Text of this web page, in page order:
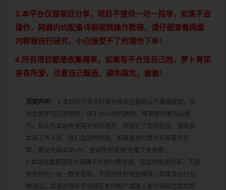
3.本平台仅做项目分享，项目不提供一对一指导，如果不会
操作，网盘内均配备详细视频操作教程，请仔细查看网盘
内教程自行研究，小白接受不了的请勿下单！
4.所有项目都是收集得来，如果有不合适自己的，萝卜青菜
各有所爱，注意自己甄选，避免踩坑，谢谢！
郑重声明：
1.本站所分享资料部分来自互联网公开渠道获取，仅
供会员学习交流使用，请于24小时内删除，尊重原作者及出版
方，如认为本站有使用不当的地方，或侵犯了您的权益，请联系
本站工作人员，我们会及时删除。如果遇到付费才可观看的文
章，建议升级本站VIP，全站所有资源“任意下免费看”。
2.本站收集整理各大网赚平台的付费资源，仅提供资源分享，不提
供任何的一对一教学指导，不提供任何收益保障，具体请自行分
辨测试，如遇充值环节或绑定支付账户或输入支付密码之类的异